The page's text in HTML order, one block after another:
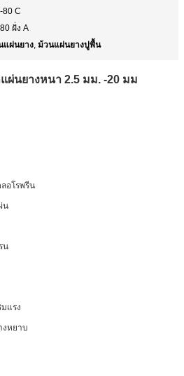
80 C
ฝั่ง A
แผ่นยาง, ม้วนแผ่นยางปูพื้น
ผ่นยางหนา 2.5 มม. -20 มม
อโรพรีน
น
น
แรง
งหยาบ